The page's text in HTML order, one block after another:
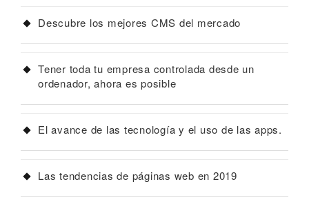
Descubre los mejores CMS del mercado
Tener toda tu empresa controlada desde un
ordenador, ahora es posible
El avance de las tecnología y el uso de las apps.
Las tendencias de páginas web en 2019